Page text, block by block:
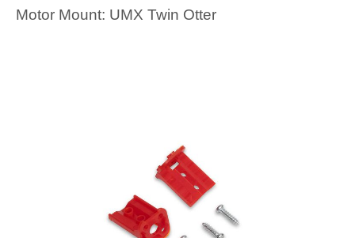
Motor Mount: UMX Twin Otter